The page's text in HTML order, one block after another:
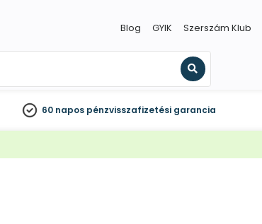
Blog GYIK Szerszám Klub
Keresés
60 napos pénzvisszafizetési garancia